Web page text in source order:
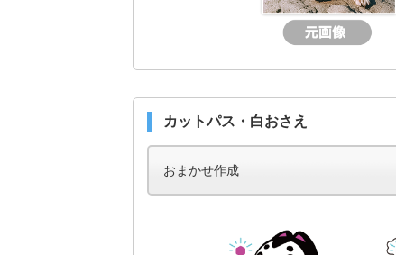
カットパス・白おさえ